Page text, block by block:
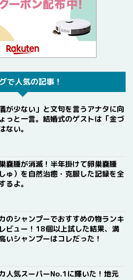
で人気の記事！
が少ない」と文句を言うアナタに向
っと一言。結婚式のゲストは「金づ
ない。
嚢腫が消滅！半年掛けて卵巣嚢腫
ゅ）を自然治癒・克服した記録を全
るよ。
のシャンプーでおすすめの物ランキ
ビュー！18個以上試した結果、満
いシャンプーはコレだった！
人気スーパーNo.1に輝いた！地元